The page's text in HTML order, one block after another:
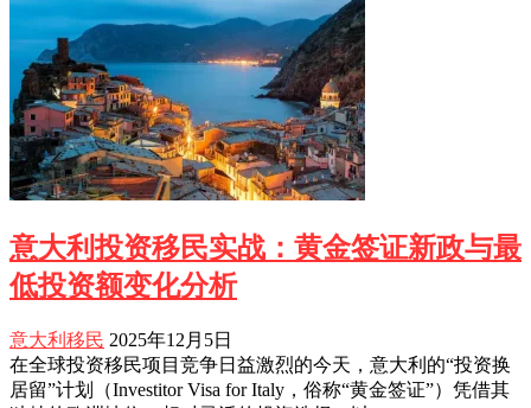
意大利投资移民实战：黄金签证新政与最
低投资额变化分析
意大利移民 2025年12月5日
在全球投资移民项目竞争日益激烈的今天，意大利的“投资换
居留”计划（Investitor Visa for Italy，俗称“黄金签证”）凭借其